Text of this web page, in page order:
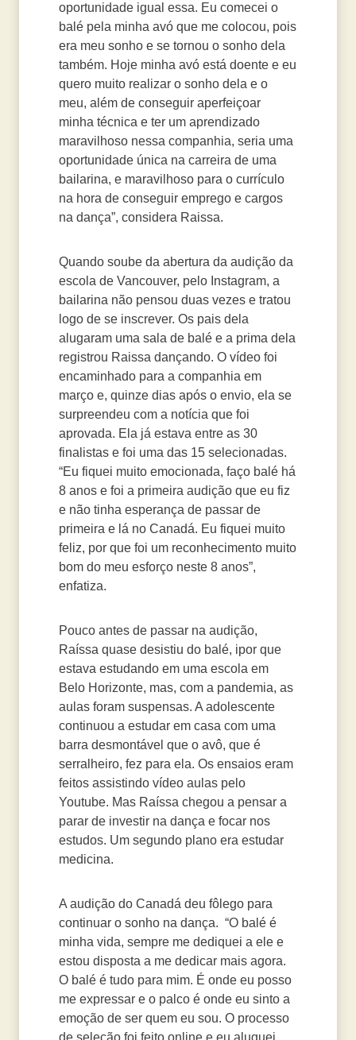
oportunidade igual essa. Eu comecei o
balé pela minha avó que me colocou, pois
era meu sonho e se tornou o sonho dela
também. Hoje minha avó está doente e eu
quero muito realizar o sonho dela e o
meu, além de conseguir aperfeiçoar
minha técnica e ter um aprendizado
maravilhoso nessa companhia, seria uma
oportunidade única na carreira de uma
bailarina, e maravilhoso para o currículo
na hora de conseguir emprego e cargos
na dança”, considera Raissa.
Quando soube da abertura da audição da
escola de Vancouver, pelo Instagram, a
bailarina não pensou duas vezes e tratou
logo de se inscrever. Os pais dela
alugaram uma sala de balé e a prima dela
registrou Raissa dançando. O vídeo foi
encaminhado para a companhia em
março e, quinze dias após o envio, ela se
surpreendeu com a notícia que foi
aprovada. Ela já estava entre as 30
finalistas e foi uma das 15 selecionadas.
“Eu fiquei muito emocionada, faço balé há
8 anos e foi a primeira audição que eu fiz
e não tinha esperança de passar de
primeira e lá no Canadá. Eu fiquei muito
feliz, por que foi um reconhecimento muito
bom do meu esforço neste 8 anos”,
enfatiza.
Pouco antes de passar na audição,
Raíssa quase desistiu do balé, ipor que
estava estudando em uma escola em
Belo Horizonte, mas, com a pandemia, as
aulas foram suspensas. A adolescente
continuou a estudar em casa com uma
barra desmontável que o avô, que é
serralheiro, fez para ela. Os ensaios eram
feitos assistindo vídeo aulas pelo
Youtube. Mas Raíssa chegou a pensar a
parar de investir na dança e focar nos
estudos. Um segundo plano era estudar
medicina.
A audição do Canadá deu fôlego para
continuar o sonho na dança. “O balé é
minha vida, sempre me dediquei a ele e
estou disposta a me dedicar mais agora.
O balé é tudo para mim. É onde eu posso
me expressar e o palco é onde eu sinto a
emoção de ser quem eu sou. O processo